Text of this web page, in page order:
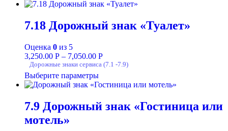
7.18 Дорожный знак «Туалет»
Оценка 0 из 5
3,250.00 Р – 7,050.00 Р
Дорожные знаки сервиса (7.1 -7.9)
Выберите параметры
7.9 Дорожный знак «Гостиница или
мотель»